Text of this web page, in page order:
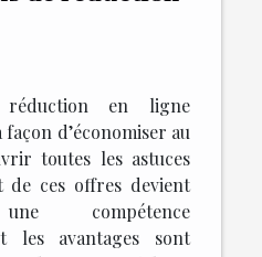
en ligne
d’économiser au
toutes les astuces
ces offres devient
compétence
les avantages sont